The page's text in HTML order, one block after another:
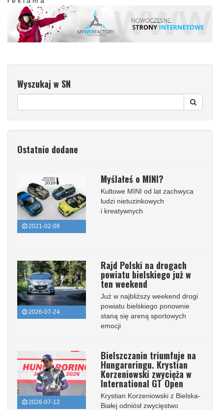
Wyszukaj w SN
Ostatnio dodane
2021-02-08
Myślałeś o MINI?
Kultowe MINI od lat zachwyca
ludzi nietuzinkowych
i kreatywnych
2026-07-24
Rajd Polski na drogach
powiatu bielskiego już w
ten weekend
Już w najbliższy weekend drogi
powiatu bielskiego ponownie
staną się areną sportowych
emocji
2026-07-12
Bielszczanin triumfuje na
Hungaroringu. Krystian
Korzeniowski zwycięża w
International GT Open
Krystian Korzeniowski z Bielska-
Białej odniósł zwycięstwo